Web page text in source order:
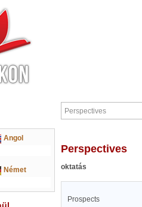
Angol
Német
Perspectives
oktatás
Prospects